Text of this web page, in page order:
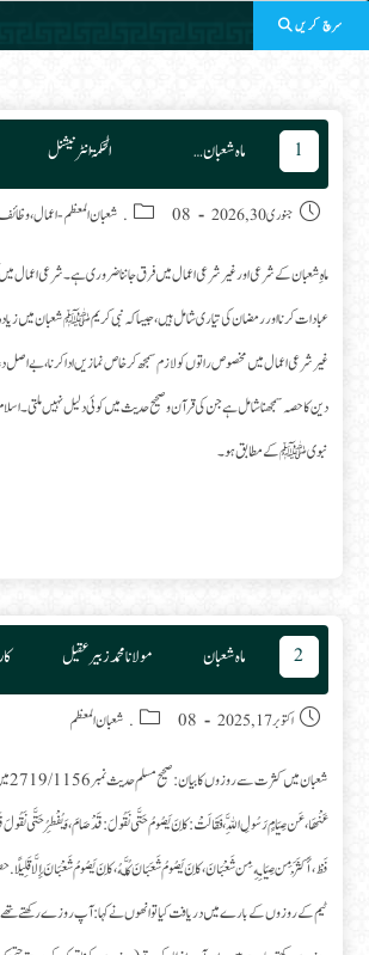
سرچ کریں
1 ماہ شعبان کے شرعی اور غیر شرعی اعمال الحکمۃ انٹرنیشنل
Post published:
جنوری 30, 2026
Post category:
08. شعبان المعظم -اعمال،
ماہِ شعبان کے شرعی اور غیر شرعی اعمال میں فرق جاننا ضروری ہے۔ شرعی اعمال
عبادات کرنا اور رمضان کی تیاری شامل ہیں، جیسا کہ نبی کریم ﷺ شعبان میں
غیر شرعی اعمال میں مخصوص راتوں کو لازم سمجھ کر خاص نمازیں ادا کرنا، بے اصل
دین کا حصہ سمجھنا شامل ہے جن کی قرآن و صحیح حدیث میں کوئی دلیل نہیں ملتی۔
نبوی ﷺ کے مطابق ہو۔
2 ماہ شعبان مولانا محمد زبیر عقیل
Post published:
اکتوبر 17, 2025
Post category:
08. شعبان المعظم
عَنْهَا، عَن صِيَامٍ رَسُولِ اللَّهِ ، فَقَالَتْ: كَانَ يَصُومُ حَتَّى نَقُولَ: قَدْ صَامَ، وَيُفْطِرُ حَتَّى نَقُولَ
فَطْ ، أَكْثَرَ مِن صِيَامِهِ مِن شَعْبَانَ، كَانَ يَصُومُ شَعَبَانَ كُلَّهُ، كَانَ يَصُومُ شَعْبَانَ إِلَّا
ٹیم کے روزوں کے بارے میں دریافت کیا تو انھوں نے کہا : آپ روزے رکھتے